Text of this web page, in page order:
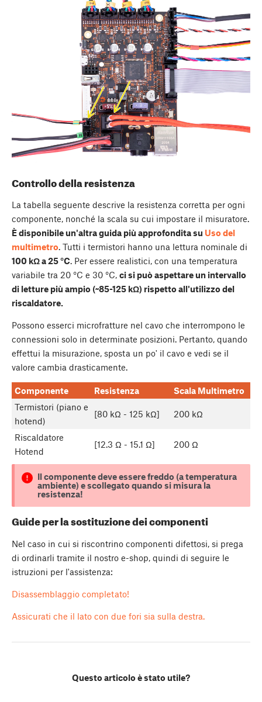
Controllo della resistenza
La tabella seguente descrive la resistenza corretta per ogni
componente, nonché la scala su cui impostare il misuratore.
È disponibile un'altra guida più approfondita su Uso del
multimetro. Tutti i termistori hanno una lettura nominale di
100 kΩ a 25 °C. Per essere realistici, con una temperatura
variabile tra 20 °C e 30 °C, ci si può aspettare un intervallo
di letture più ampio (~85-125 kΩ) rispetto all'utilizzo del
riscaldatore.
Possono esserci microfratture nel cavo che interrompono le
connessioni solo in determinate posizioni. Pertanto, quando
effettui la misurazione, sposta un po' il cavo e vedi se il
valore cambia drasticamente.
Componente Resistenza
Scala Multimetro
Termistori (piano e
hotend)
[80 kΩ - 125 kΩ] 200 kΩ
Riscaldatore
Hotend
[12.3 Ω - 15.1 Ω] 200 Ω
Il componente deve essere freddo (a temperatura
ambiente) e scollegato quando si misura la
resistenza!
Guide per la sostituzione dei componenti
Nel caso in cui si riscontrino componenti difettosi, si prega
di ordinarli tramite il nostro e-shop, quindi di seguire le
istruzioni per l'assistenza:
Disassemblaggio completato!
Assicurati che il lato con due fori sia sulla destra.
Questo articolo è stato utile?